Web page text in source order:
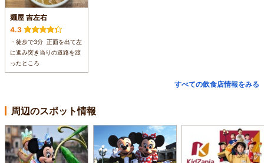
麺屋 吉左右
4.3
・徒歩で3分 正面を出て左
に進み突き当りの道路を渡
ったところ
すべての飲食店情報をみる
周辺のスポット情報